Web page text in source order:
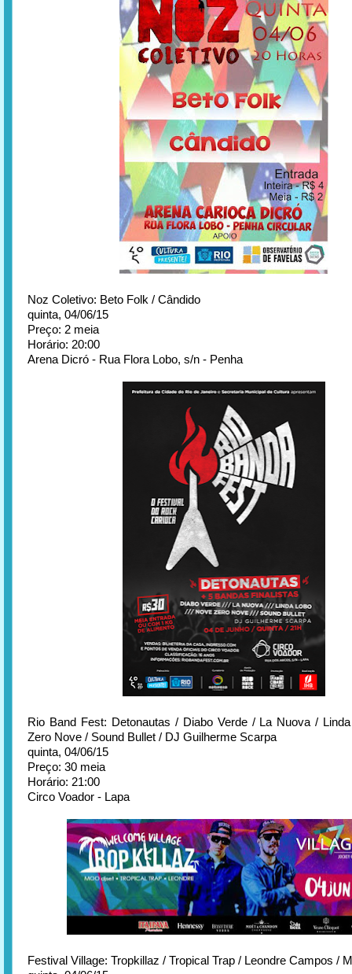
Noz Coletivo: Beto Folk / Cândido
quinta, 04/06/15
Preço: 2 meia
Horário: 20:00
Arena Dicró - Rua Flora Lobo, s/n - Penha
Rio Band Fest: Detonautas / Diabo Verde / La Nuova /
Zero Nove / Sound Bullet / DJ Guilherme Scarpa
quinta, 04/06/15
Preço: 30 meia
Horário: 21:00
Circo Voador - Lapa
Festival Village: Tropkillaz / Tropical Trap / Leondre Campos /